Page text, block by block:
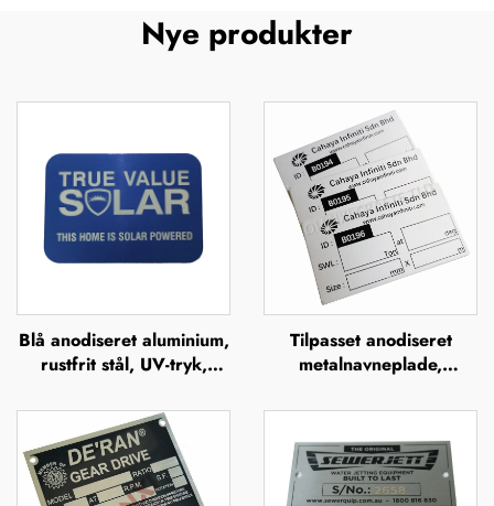
Nye produkter
Blå anodiseret aluminium,
rustfrit stål, UV-tryk,
metalbrandnavn, forhøjet
metallogo-plade
Tilpasset anodiseret
metalnavneplade,
aluminiumsnavneplader